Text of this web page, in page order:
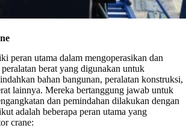
peran utama dalam mengoperasikan dan
berat yang digunakan untuk
bahan bangunan, peralatan konstruksi,
lainnya. Mereka bertanggung jawab untuk
dan pemindahan dilakukan dengan
adalah beberapa peran utama yang
crane: